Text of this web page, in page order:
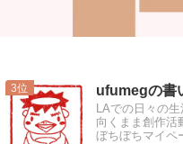
3 ufumegの書
LAでの日々の
向くまま創作活
ぼちぼちマイペ